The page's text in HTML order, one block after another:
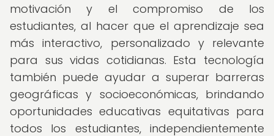
motivación y el compromiso de los
estudiantes, al hacer que el aprendizaje sea
más interactivo, personalizado y relevante
para sus vidas cotidianas. Esta tecnología
también puede ayudar a superar barreras
geográficas y socioeconómicas, brindando
oportunidades educativas equitativas para
todos los estudiantes, independientemente